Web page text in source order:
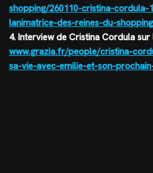
shopping/260110-cristina-
lanimatrice-des-reines-du-
4. Interview de Cristina Cordula sur
www.grazia.fr/people/cristina-
sa-vie-avec-emilie-et-son-